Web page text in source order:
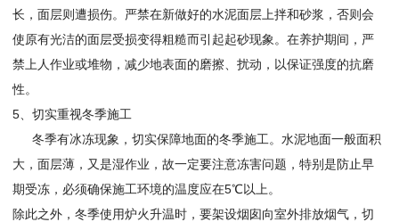
长，面层则遭损伤。严禁在新做好的水泥面层上拌和砂浆，否则会
使原有光洁的面层受损变得粗糙而引起起砂现象。在养护期间，严
禁上人作业或堆物，减少地表面的磨擦、扰动，以保证强度的抗磨
性。
5、切实重视冬季施工
冬季有冰冻现象，切实保障地面的冬季施工。水泥地面一般面积
大，面层薄，又是湿作业，故一定要注意冻害问题，特别是防止早
期受冻，必须确保施工环境的温度应在5℃以上。
除此之外，冬季使用炉火升温时，要架设烟囱向室外排放烟气，切